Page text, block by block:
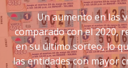
Un aumento en las
comparado con el 2020,
en su último sorteo, lo
las entidades con mayor